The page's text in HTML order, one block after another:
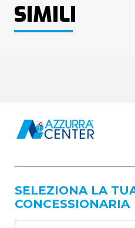
SIMILI
SELEZIONA LA
CONCESSIONARIA